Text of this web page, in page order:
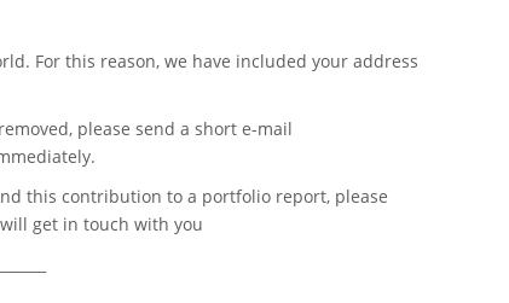
For this reason, we have included your address
please send a short e-mail
this contribution to a portfolio report, please
get in touch with you